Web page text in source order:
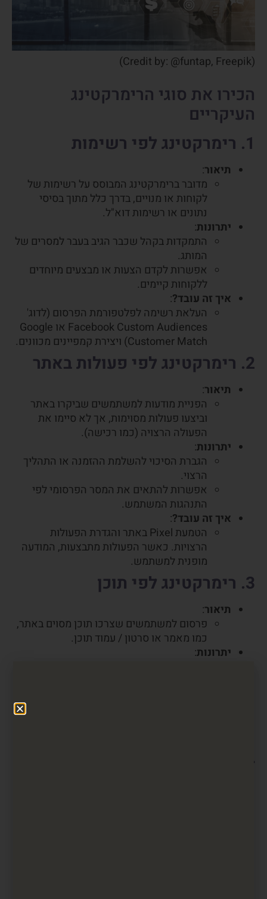
(Credit by: @funtap, Freepik)
הכירו את סוגי הרימרקטינג
העיקריים
1. רימרקטינג לפי רשימות
תיאור:
מדובר ברימרקטינג המבוסס על רשימות של
לקוחות או מנויים, בדרך כלל מתוך בסיסי
נתונים או רשימות דוא"ל.
יתרונות:
התמקדות בקהל שכבר הגיב בעבר למסרים של
המותג.
אפשרות לקדם הצעות או מבצעים מיוחדים
ללקוחות קיימים.
איך זה עובד?:
העלאת רשימה לפלטפורמת הפרסום (לדוג'
Facebook Custom Audiences או Google
Customer Match) ויצירת קמפיינים מכוונים.
2. רימרקטינג לפי פעולות באתר
תיאור:
הפניית מודעות למשתמשים שביקרו באתר
וביצעו פעולות מסוימות, אך לא סיימו את
הפעולה הרצויה (כמו רכישה).
יתרונות:
הגברת הסיכוי להשלמת ההזמנה או התהליך
הרצוי.
אפשרות להתאים את המסר הפרסומי לפי
התנהגות המשתמש.
איך זה עובד?:
הטמעת Pixel באתר והגדרת הפעולות
הרצויות. כאשר הפעולות מתבצעות, המודעה
מופנית למשתמש.
3. רימרקטינג לפי תוכן
תיאור:
פרסום למשתמשים שצרכו תוכן מסוים באתר,
כמו מאמר או סרטון / עמוד תוכן.
יתרונות:
4. רימרקטינג לפי חיפוש